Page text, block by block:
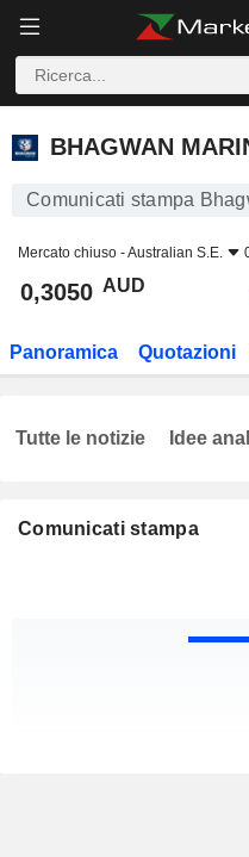
BHAGWAN MARINE
BHAGWAN
Comunicati stampa
Mercato chiuso -Australian S.E.
0,3050 AUD
Panoramica Quotazioni
Comunicati stampa
Tutte le notizie Idee